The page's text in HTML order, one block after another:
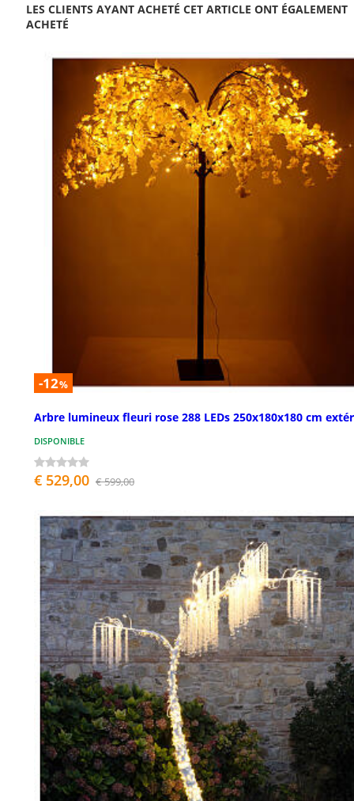
LES CLIENTS AYANT ACHETÉ CET ARTICLE ONT ÉGALEMENT
ACHETÉ
-12%
Arbre lumineux fleuri rose 288 LEDs 250x180x180 cm
DISPONIBLE
€ 529,00 € 599,00